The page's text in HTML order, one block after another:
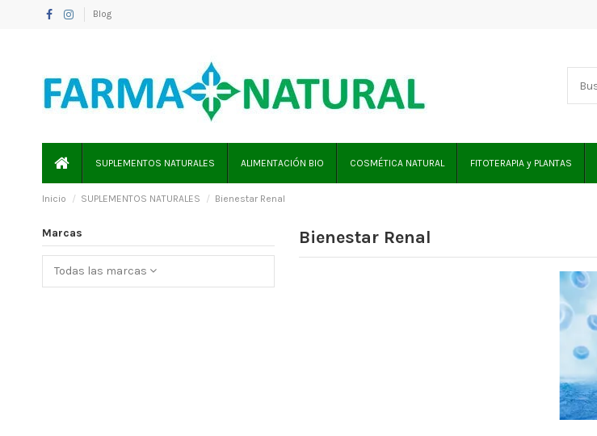
Blog
SUPLEMENTOS NATURALES ALIMENTACIÓN BIO COSMÉTICA NATURAL FITOTERAPIA y PLANTAS
Inicio SUPLEMENTOS NATURALES Bienestar Renal
Bienestar Renal
Marcas
Todas las marcas